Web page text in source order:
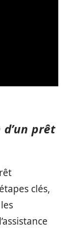
prêt
clés,